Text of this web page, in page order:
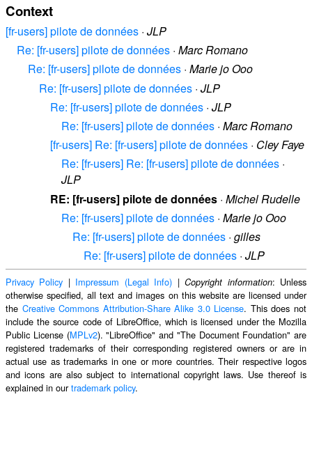
Context
[fr-users] pilote de données · JLP
Re: [fr-users] pilote de données · Marc Romano
Re: [fr-users] pilote de données · Marie jo Ooo
Re: [fr-users] pilote de données · JLP
Re: [fr-users] pilote de données · JLP
Re: [fr-users] pilote de données · Marc Romano
[fr-users] Re: [fr-users] pilote de données · Cley Faye
Re: [fr-users] Re: [fr-users] pilote de données ·
JLP
RE: [fr-users] pilote de données · Michel Rudelle
Re: [fr-users] pilote de données · Marie jo Ooo
Re: [fr-users] pilote de données · gilles
Re: [fr-users] pilote de données · JLP
Privacy Policy | Impressum (Legal Info) |Copyright information: Unless
otherwise specified, all text and images on this website are licensed under
the Creative Commons Attribution-Share Alike 3.0 License. This does not
include the source code of LibreOffice, which is licensed under the Mozilla
Public License (MPLv2). "LibreOffice" and "The Document Foundation" are
registered trademarks of their corresponding registered owners or are in
actual use as trademarks in one or more countries. Their respective logos
and icons are also subject to international copyright laws. Use thereof is
explained in ourtrademark policy.